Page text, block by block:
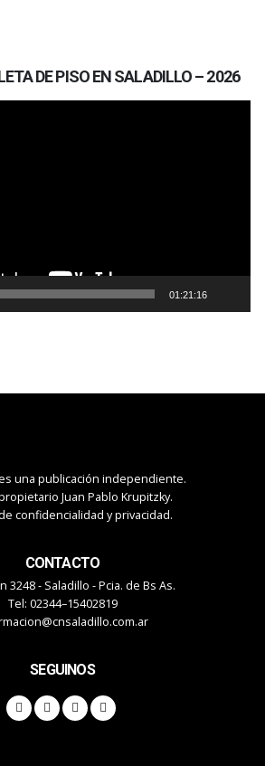
DE PISO EN SALADILLO – 2026
01:21:16
una publicación independiente.
Juan Pablo Krupitzky.
confidencialidad y privacidad.
CONTACTO
3248 - Saladillo - Pcia. de Bs As.
Tel: 02344–15402819
SEGUINOS